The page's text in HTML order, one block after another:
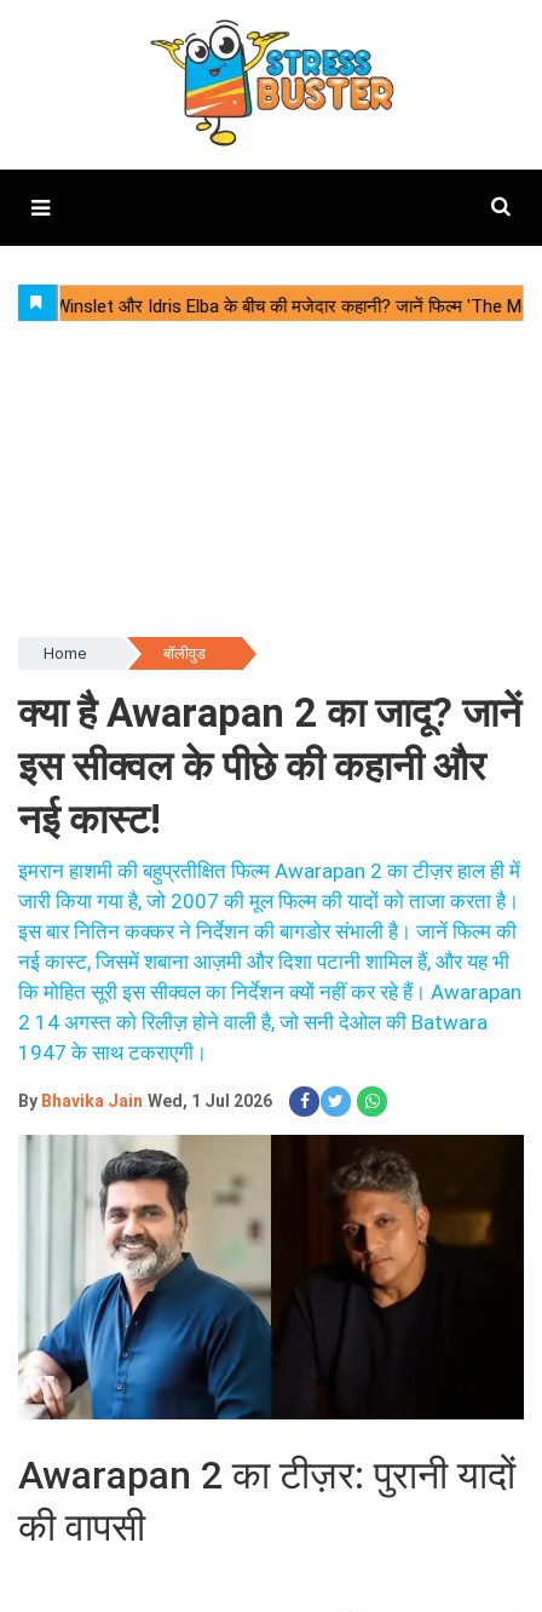
Home बॉलीवुड
क्या है Awarapan 2 का जादू? जानें
इस सीक्वल के पीछे की कहानी और
नई कास्ट!
इमरान हाशमी की बहुप्रतीक्षित फिल्म Awarapan 2 का टीज़र हाल ही में
जारी किया गया है, जो 2007 की मूल फिल्म की यादों को ताजा करता है।
इस बार नितिन कक्कर ने निर्देशन की बागडोर संभाली है। जानें फिल्म की
नई कास्ट, जिसमें शबाना आज़मी और दिशा पटानी शामिल हैं, और यह भी
कि मोहित सूरी इस सीक्वल का निर्देशन क्यों नहीं कर रहे हैं। Awarapan
2 14 अगस्त को रिलीज़ होने वाली है, जो सनी देओल की Batwara
1947 के साथ टकराएगी।
By Bhavika Jain Wed, 1 Jul 2026
Awarapan 2 का टीज़र: पुरानी यादों
की वापसी